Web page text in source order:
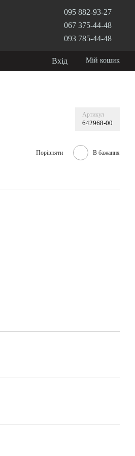
095 882-93-27
067 375-44-48
093 785-44-48
Вхід Мій кошик
Артикул
642968-00
Порівняти В бажання